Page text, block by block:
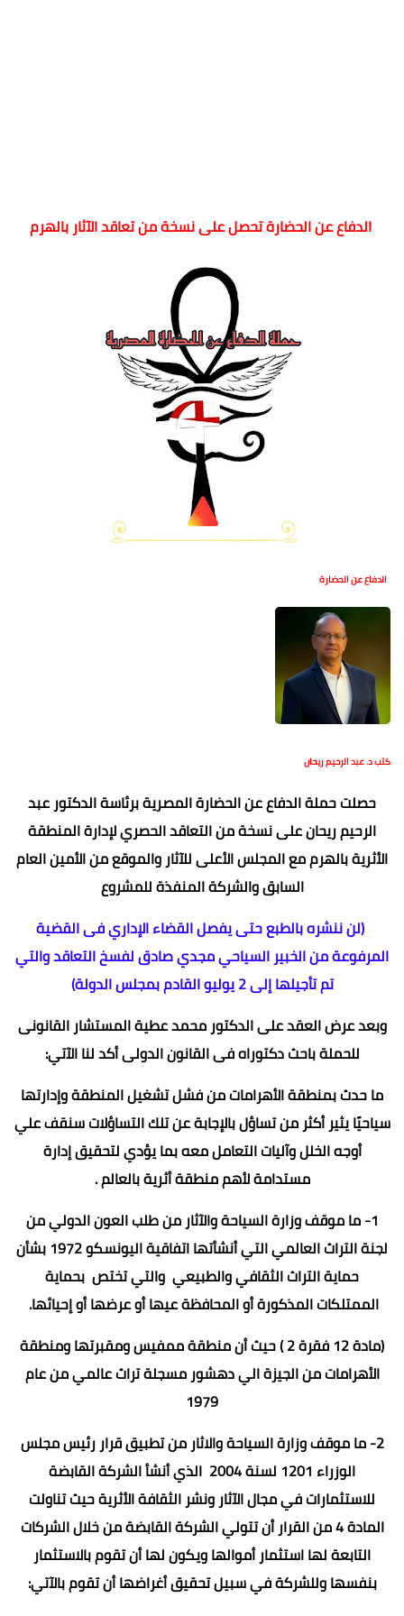
الدفاع عن الحضارة تحصل على نسخة من تعاقد الآثار بالهرم
الدفاع عن الحضارة
كتب د. عبد الرحيم ريحان
حصلت حملة الدفاع عن الحضارة المصرية برئاسة الدكتور عبد
الرحيم ريحان على نسخة من التعاقد الحصري لإدارة المنطقة
الأثرية بالهرم مع المجلس الأعلى للآثار والموقع من الأمين العام
السابق والشركة المنفذة للمشروع
(لن ننشره بالطبع حتى يفصل القضاء الإداري فى القضية
المرفوعة من الخبير السياحي مجدي صادق لفسخ التعاقد والتي
تم تأجيلها إلى 2 يوليو القادم بمجلس الدولة)
وبعد عرض العقد على الدكتور محمد عطية المستشار القانونى
للحملة باحث دكتوراه فى القانون الدولى أكد لنا الآتي:
ما حدث بمنطقة الأهرامات من فشل تشغيل المنطقة وإدارتها
سياحيًا يثير أكثر من تساؤل بالإجابة عن تلك التساؤلات سنقف علي
أوجه الخلل وآليات التعامل معه بما يؤدي لتحقيق إدارة
مستدامة لأهم منطقة أثرية بالعالم .
1- ما موقف وزارة السياحة والآثار من طلب العون الدولي من
لجنة التراث العالمي التي أنشأتها اتفاقية اليونسكو 1972 بشأن
حماية التراث الثقافي والطبيعي والتي تختص بحماية
الممتلكات المذكورة أو المحافظة عيها أو عرضها أو إحيائها.
(مادة 12 فقرة 2 ) حيث أن منطقة ممفيس ومقبرتها ومنطقة
الأهرامات من الجيزة الي دهشور مسجلة تراث عالمي من عام
1979
2- ما موقف وزارة السياحة والاثار من تطبيق قرار رئيس مجلس
الوزراء 1201 لسنة 2004 الذي أنشأ الشركة القابضة
للاستثمارات في مجال الآثار ونشر الثقافة الأثرية حيث تناولت
المادة 4 من القرار أن تتولي الشركة القابضة من خلال الشركات
التابعة لها استثمار أموالها ويكون لها أن تقوم بالاستثمار
بنفسها وللشركة في سبيل تحقيق أغراضها أن تقوم بالآتي: